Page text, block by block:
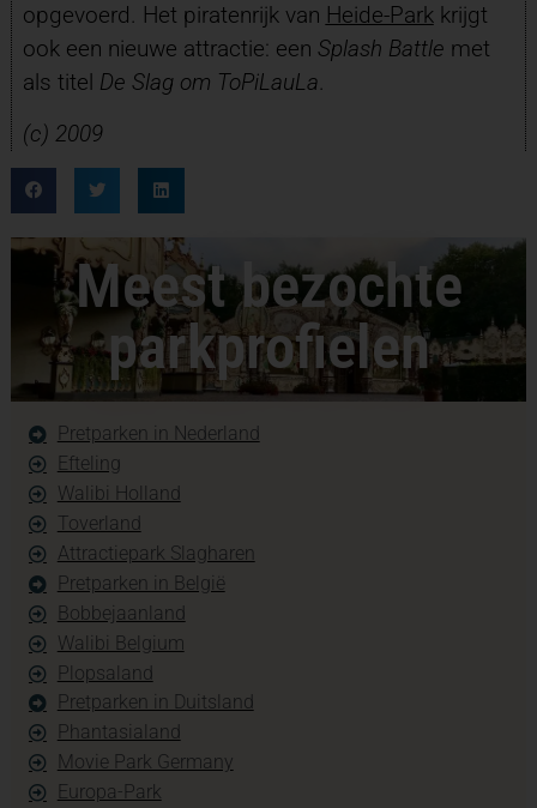
opgevoerd. Het piratenrijk van Heide-Parkkrijgt
ook een nieuwe attractie: een Splash Battle met
als titel De Slag om ToPiLauLa.
(c) 2009
Meest bezochte
parkprofielen
Pretparken in Nederland
Efteling
Walibi Holland
Toverland
Attractiepark Slagharen
Pretparken in België
Bobbejaanland
Walibi Belgium
Plopsaland
Pretparken in Duitsland
Phantasialand
Movie Park Germany
Europa-Park